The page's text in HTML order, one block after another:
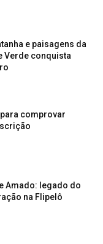
e paisagens da
Verde conquista
comprovar
Amado: legado do
na Flipelô